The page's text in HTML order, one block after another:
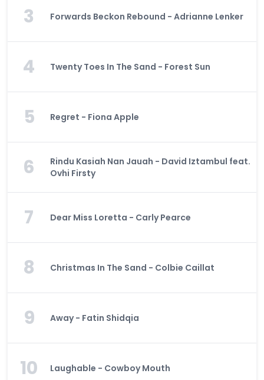
3 Forwards Beckon Rebound - Adrianne Lenker
4 Twenty Toes In The Sand - Forest Sun
5 Regret - Fiona Apple
6
Rindu Kasiah Nan Jauah - David Iztambul feat.
Ovhi Firsty
7 Dear Miss Loretta - Carly Pearce
8 Christmas In The Sand - Colbie Caillat
9 Away - Fatin Shidqia
10 Laughable - Cowboy Mouth